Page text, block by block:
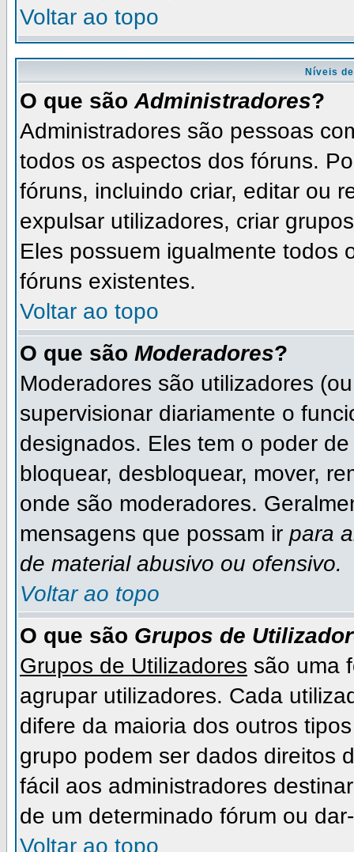
Voltar ao topo
Níveis
O que são Administradores?
Administradores são pessoas
todos os aspectos dos fóruns.
fóruns, incluindo criar, editar ou
expulsar utilizadores, criar
Eles possuem igualmente todos
fóruns existentes.
Voltar ao topo
O que são Moderadores?
Moderadores são utilizadores
supervisionar diariamente o
designados. Eles tem o poder
bloquear, desbloquear, mover,
onde são moderadores.
mensagens que possam ir para
de material abusivo ou ofensivo.
Voltar ao topo
O que são Grupos de
Grupos de Utilizadores são uma
agrupar utilizadores. Cada
difere da maioria dos outros
grupo podem ser dados direitos
fácil aos administradores
de um determinado fórum ou
Voltar ao topo